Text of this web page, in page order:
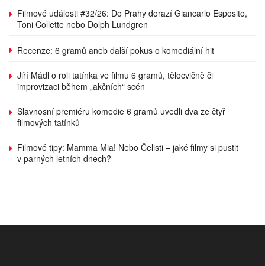
Filmové události #32/26: Do Prahy dorazí Giancarlo Esposito,
Toni Collette nebo Dolph Lundgren
Recenze: 6 gramů aneb další pokus o komediální hit
Jiří Mádl o roli tatínka ve filmu 6 gramů, tělocvičně či
improvizaci během „akčních“ scén
Slavnosní premiéru komedie 6 gramů uvedli dva ze čtyř
filmových tatínků
Filmové tipy: Mamma Mia! Nebo Čelisti – jaké filmy si pustit
v parných letních dnech?